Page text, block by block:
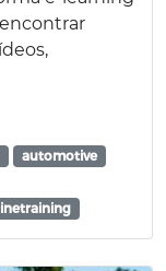
automotive